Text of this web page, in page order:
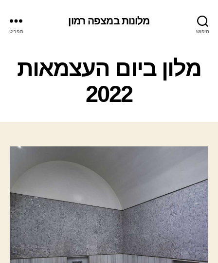
חיפוש
מלונות במצפה רמון
תפריט
ק
ו
ר
ו
מלון ביום העצמאות
2022